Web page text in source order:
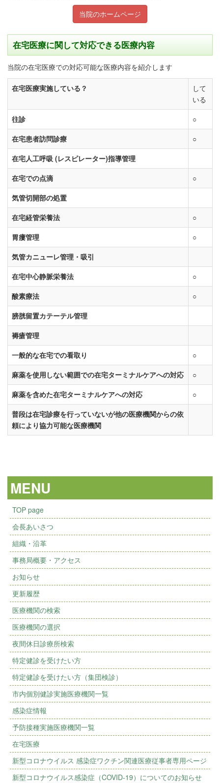
当院のホームページ
在宅医療に関して対応できる医療内容
当院の在宅医療での対応可能な医療内容を紹介します
在宅医療実施している？
して
いる
往診
○
在宅患者訪問診療
○
在宅人工呼吸 (レスピレーター)指導管理
在宅での点滴
○
気管切開部の処置
在宅経管栄養法
○
胃瘻管理
○
気管カニューレ管理・吸引
在宅中心静脈栄養法
○
酸素療法
○
膀胱留置カテーテル管理
褥瘡管理
一般的な在宅での看取り
○
麻薬を使用しない範囲での在宅ターミナルケアへの対応
○
麻薬を含めた在宅ターミナルケアへの対応
○
普段は在宅診療を行っていないが他の医療機関からの依
頼により協力可能な医療機関
MENU
TOP page
会長あいさつ
組織・沿革
事務局概要・アクセス
お知らせ
更新履歴
医療機関の検索
医療機関の選択
夜間休日診療所検索
特定健診を受けたい方
特定健診を受けたい方（集団検診）
市内個別健診実施医療機関一覧
感染症情報
予防接種実施医療機関一覧
在宅医療
新型コロナウイルス 感染症ワクチン関連医療従事者専用ページ
新型コロナウイルス感染症（COVID-19）についてのお知らせ